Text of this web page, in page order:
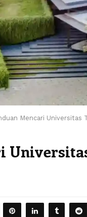
Mencari Universitas